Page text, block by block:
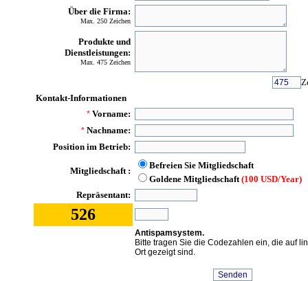
Über die Firma:
Max. 250 Zeichen
Produkte und
Dienstleistungen:
Max. 475 Zeichen
Kontakt-Informationen
* Vorname:
* Nachname:
Position im Betrieb:
Mitgliedschaft :
Befreien Sie Mitgliedschaft
Goldene Mitgliedschaft(100 USD/Year)
Repräsentant:
526
Antispamsystem.
Bitte tragen Sie die Codezahlen ein, die auf
Ort gezeigt sind.